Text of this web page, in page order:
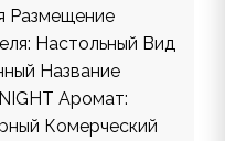
Размещение
Настольный Вид
Название
Аромат:
Комерческий